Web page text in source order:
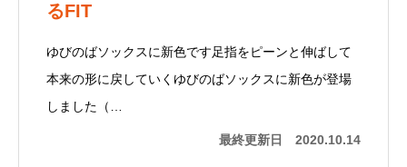
るFIT
ゆびのばソックスに新色です足指をピーンと伸ばして
本来の形に戻していくゆびのばソックスに新色が登場
しました（…
最終更新日 2020.10.14